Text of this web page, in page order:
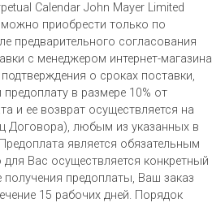
Calendar John Mayer Limited
можно приобрести только по
предварительного согласования
с менеджером интернет-магазина
о сроках поставки,
в размере 10% от
и ее возврат осуществляется на
Договора), любым из указанных в
является обязательным
Вас осуществляется конкретный
предоплаты, Ваш заказ
15 рабочих дней. Порядок